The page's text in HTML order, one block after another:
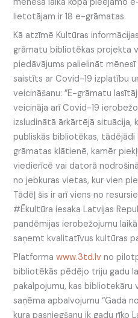
lietotājam ir 18 e-grāmatas.
Kā atzīmē Kultūras
grāmatu bibliotēkas projekta
piedāvājums palielināt
saistīts ar Covid-19 izplatību
veicināšanu: ”E-grāmatu
veicināja arī Covid-19
izsludinātā ārkārtējā situācija,
publiskās bibliotēkas,
grāmatas klātienē, kamēr
viedierīcē vai datorā
no jebkuras vietas, kur vien
Tādēļ šis ir arī viens no
#Ēkultūra iesaka Latvijas
pandēmijas ierobežojumu
saņemt kvalitatīvus kultūras
Platformawww.3td.lv no
bibliotēkās pēdējo triju gadu
pakalpojumu, kas bibliotekāru
saņēma apbalvojumu “Gada
kura pasniegšanu ik gadu rīko